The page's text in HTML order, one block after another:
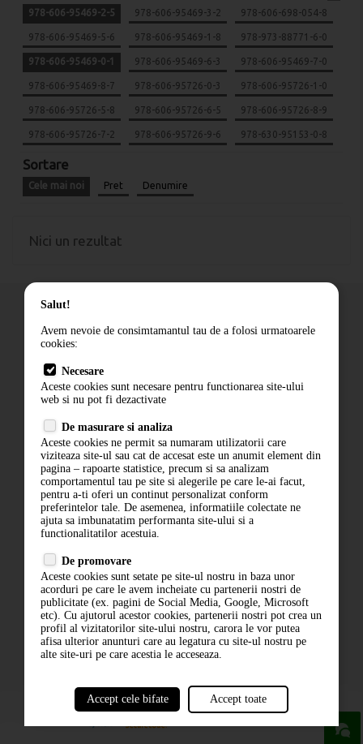
978-606-95469-2-5 978-606-95469-3-2 978-606-698-054-8
978-606-95469-5-6 978-606-95469-1-8 978-973-88771-6-0
978-606-95469-0-1 978-606-95469-6-3 978-606-95469-7-0
978-606-95469-8-7 978-606-95726-0-3 978-606-95726-1-0
978-606-95726-5-8 978-606-95726-6-5 978-606-95726-8-9
978-606-95726-7-2 978-606-95726-9-6 978-630-95153-0-8
Sortare
Cele mai noi Pret Denumire
Nici un rezultat
Cum comand
Livrare
Contact
Politica de confidentialitate
ANPC
ABONARE LA NEWSLETTER
ABONARE
Salut!
Avem nevoie de consimtamantul tau de a folosi urmatoarele
cookies:
Necesare
Aceste cookies sunt necesare pentru functionarea site-ului
web si nu pot fi dezactivate
De masurare si analiza
Aceste cookies ne permit sa numaram utilizatorii care
viziteaza site-ul sau cat de accesat este un anumit element din
pagina – rapoarte statistice, precum si sa analizam
comportamentul tau pe site si alegerile pe care le-ai facut,
pentru a-ti oferi un continut personalizat conform
preferintelor tale. De asemenea, informatiile colectate ne
ajuta sa imbunatatim performanta site-ului si a
functionalitatilor acestuia.
De promovare
Aceste cookies sunt setate pe site-ul nostru in baza unor
acorduri pe care le avem incheiate cu partenerii nostri de
publicitate (ex. pagini de Social Media, Google, Microsoft
etc). Cu ajutorul acestor cookies, partenerii nostri pot crea un
profil al vizitatorilor site-ului nostru, carora le vor putea
afisa ulterior anunturi care au legatura cu site-ul nostru pe
alte site-uri pe care acestia le acceseaza.
Accept cele bifate Accept toate